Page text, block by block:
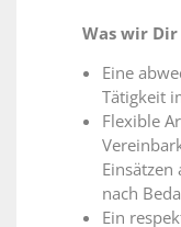
Was wir
Eine
Tätigkeit
Flexible
nach
Ein